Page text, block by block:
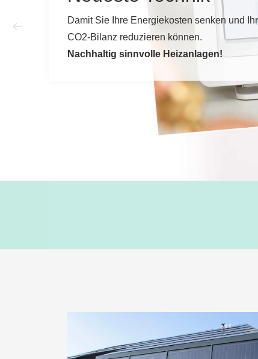
Damit Sie Ihre Energiekosten senken und
CO2-Bilanz reduzieren können.
Nachhaltig sinnvolle Heizanlagen!